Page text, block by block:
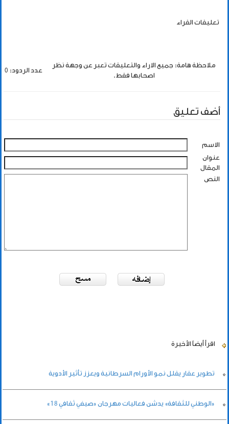
تعليقات القراء
ملاحظة هامة: جميع الاراء والتعليقات تعبر عن وجهة نظر
اصحابها فقط.
عدد الردود: 0
أضف تعليق
الاسم
عنوان
المقال
النص
اقرأ أيضاً الأخيرة
تطوير عقار يقلل نمو الأورام السرطانية ويعزز تأثير الأدوية
«الوطني للثقافة» يدشن فعاليات مهرجان «صيفي ثقافي 18»